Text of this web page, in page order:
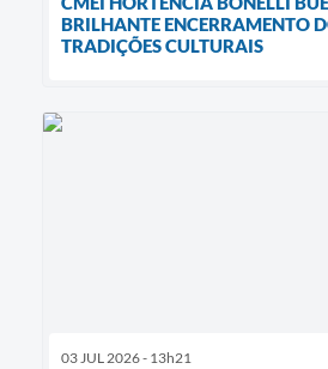
BRILHANTE ENCERRAMENTO
TRADIÇÕES CULTURAIS
03 JUL 2026 - 13h21